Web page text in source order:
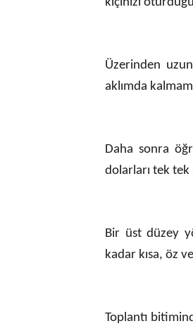
kıçınızı
Üzerinden
aklımda
Daha sonra
dolarları tek tek
Bir üst düzey
kadar kısa, öz
Toplantı